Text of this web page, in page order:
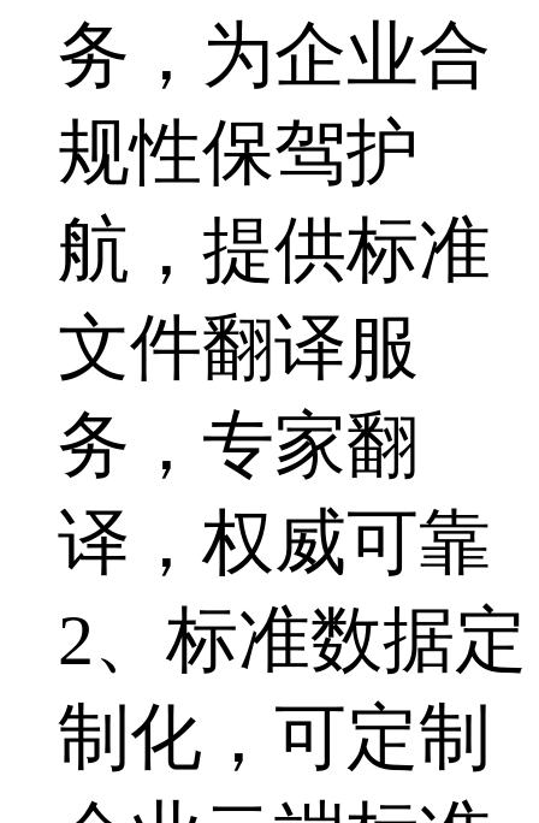
务，为企业合
规性保驾护
航，提供标准
文件翻译服
务，专家翻
译，权威可靠
2、标准数据定
制化，可定制